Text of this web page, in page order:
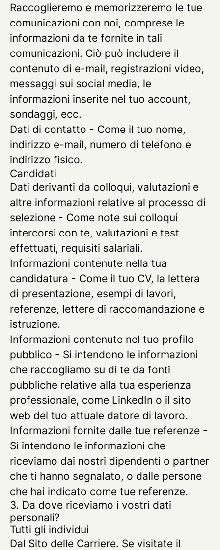
Raccoglieremo e memorizzeremo le tue
comunicazioni con noi, comprese le
informazioni da te fornite in tali
comunicazioni. Ciò può includere il
contenuto di e-mail, registrazioni video,
messaggi sui social media, le
informazioni inserite nel tuo account,
sondaggi, ecc.
Dati di contatto - Come il tuo nome,
indirizzo e-mail, numero di telefono e
indirizzo fisico.
Candidati
Dati derivanti da colloqui, valutazioni e
altre informazioni relative al processo di
selezione - Come note sui colloqui
intercorsi con te, valutazioni e test
effettuati, requisiti salariali.
Informazioni contenute nella tua
candidatura - Come il tuo CV, la lettera
di presentazione, esempi di lavori,
referenze, lettere di raccomandazione e
istruzione.
Informazioni contenute nel tuo profilo
pubblico - Si intendono le informazioni
che raccogliamo su di te da fonti
pubbliche relative alla tua esperienza
professionale, come LinkedIn o il sito
web del tuo attuale datore di lavoro.
Informazioni fornite dalle tue referenze -
Si intendono le informazioni che
riceviamo dai nostri dipendenti o partner
che ti hanno segnalato, o dalle persone
che hai indicato come tue referenze.
3. Da dove riceviamo i vostri dati
personali?
Tutti gli individui
Dal Sito delle Carriere. Se visitate il